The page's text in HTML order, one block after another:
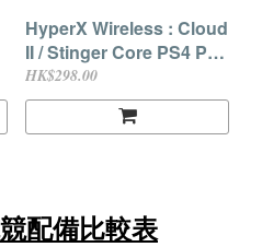
HyperX Wireless : Cloud
II / Stinger Core PS4 PS5
/ Stinger Core Wireless
7.1 / Flight Adapter
(select the model)
HK$298.00
配備比較表